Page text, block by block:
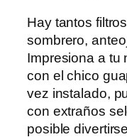
Hay tantos
sombrero,
Impresiona a tu
con el chico
vez instalado,
con extraños
posible